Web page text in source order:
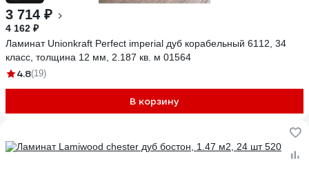
3 714 ₽
4 162 ₽
Ламинат Unionkraft Perfect imperial дуб корабельный 6112, 34
класс, толщина 12 мм, 2.187 кв. м 01564
4.8(19)
В корзину